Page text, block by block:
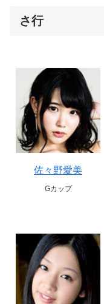
さ行
佐々野愛美
Gカップ